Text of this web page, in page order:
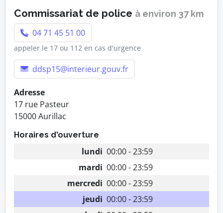
Commissariat de police à environ 37 km
04 71 45 51 00
appeler le 17 ou 112 en cas d'urgence
ddsp15@interieur.gouv.fr
Adresse
17 rue Pasteur
15000 Aurillac
Horaires d'ouverture
lundi 00:00 - 23:59
mardi 00:00 - 23:59
mercredi 00:00 - 23:59
jeudi 00:00 - 23:59